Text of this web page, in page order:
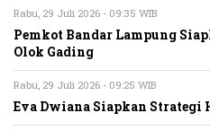
Rabu, 29 Juli 2026 - 09:35 WIB
Pemkot Bandar Lampung
Olok Gading
Rabu, 29 Juli 2026 - 09:25 WIB
Eva Dwiana Siapkan Strategi